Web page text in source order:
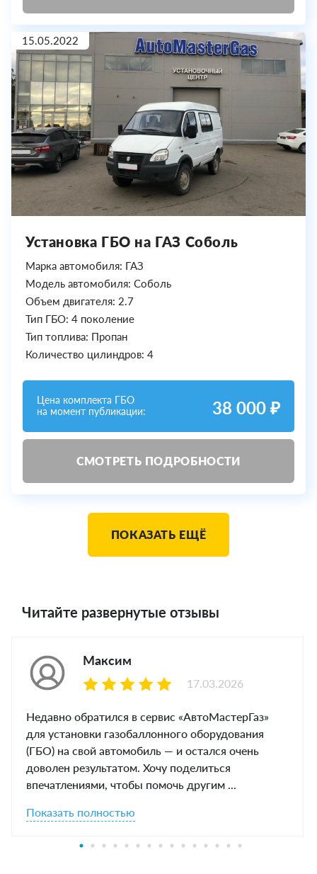
15.05.2022
Установка ГБО на ГАЗ Соболь
Марка автомобиля: ГАЗ
Модель автомобиля: Соболь
Объем двигателя: 2.7
Тип ГБО: 4 поколение
Тип топлива: Пропан
Количество цилиндров: 4
Цена комплекта ГБО
на момент публикации:
38 000 ₽
СМОТРЕТЬ ПОДРОБНОСТИ
ПОКАЗАТЬ ЕЩЁ
Читайте развернутые отзывы
Максим
Недавно обратился в сервис «АвтоМастерГаз»
для установки газобаллонного оборудования
(ГБО) на свой автомобиль — и остался очень
доволен результатом. Хочу поделиться
впечатлениями, чтобы помочь другим ...
Показать полностью
17.03.2026